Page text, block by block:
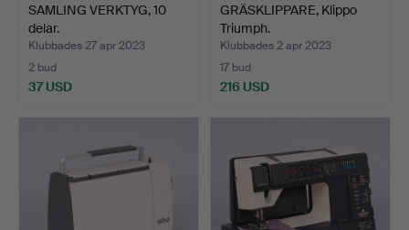
SAMLING VERKTYG, 10
delar.
Klubbades 27 apr 2023
2 bud
37 USD
GRÄSKLIPPARE, Klippo
Triumph.
Klubbades 2 apr 2023
17 bud
216 USD